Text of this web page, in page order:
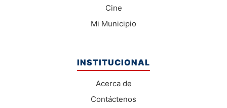
Cine
Mi Municipio
INSTITUCIONAL
Acerca de
Contáctenos